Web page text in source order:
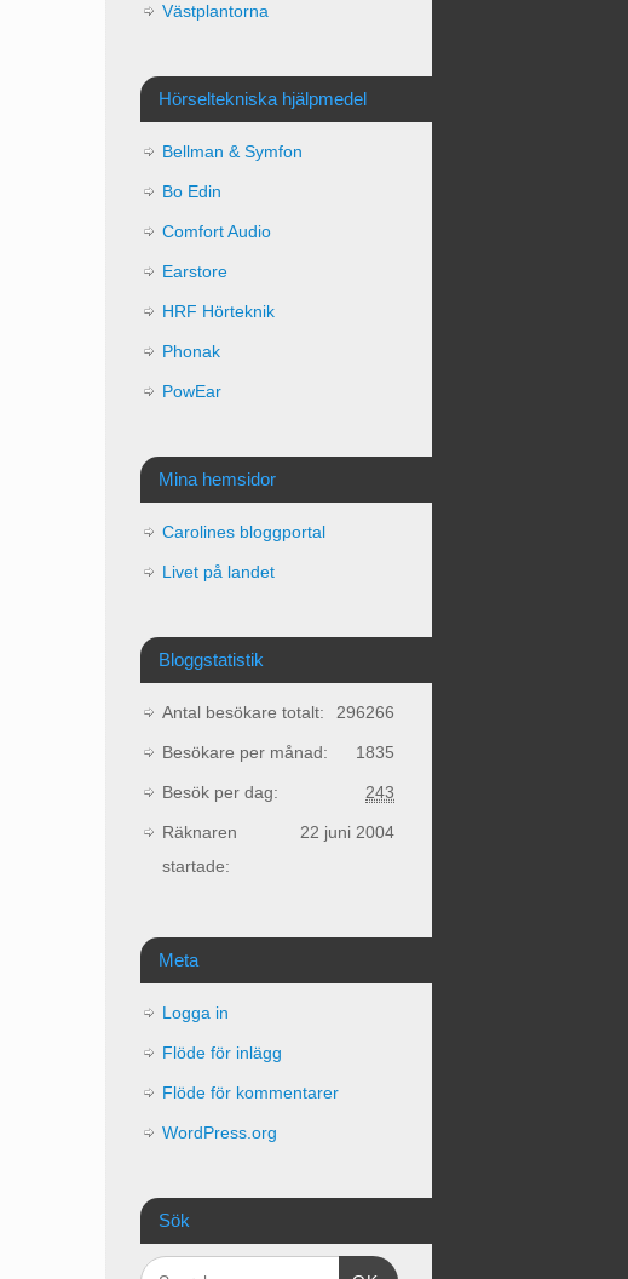
Västplantorna
Hörseltekniska hjälpmedel
Bellman & Symfon
Bo Edin
Comfort Audio
Earstore
HRF Hörteknik
Phonak
PowEar
Mina hemsidor
Carolines bloggportal
Livet på landet
Bloggstatistik
296266
Antal besökare totalt:
1835
Besökare per månad:
243
Besök per dag:
22 juni 2004
Räknaren
startade:
Meta
Logga in
Flöde för inlägg
Flöde för kommentarer
WordPress.org
Sök